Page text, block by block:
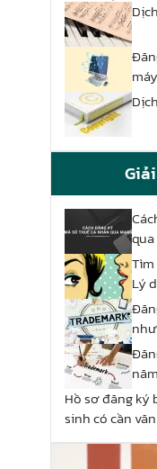
Lý
Hồ sơ đăng ký
sinh có cần
phẩm gốc?